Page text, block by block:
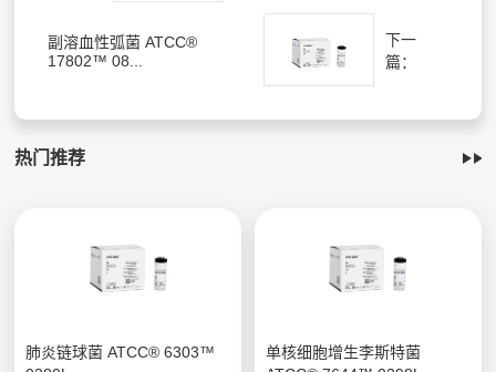
副溶血性弧菌 ATCC®
17802™ 08...
下一
篇：
热门推荐
肺炎链球菌 ATCC® 6303™
单核细胞增生李斯特菌